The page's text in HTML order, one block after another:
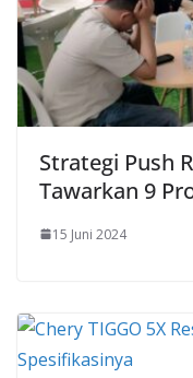
Strategi Push
Tawarkan 9
15 Juni 2024